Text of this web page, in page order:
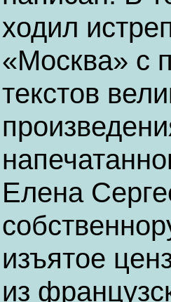
ходил
«Москва» с
текстов
Елена
изъятое
из